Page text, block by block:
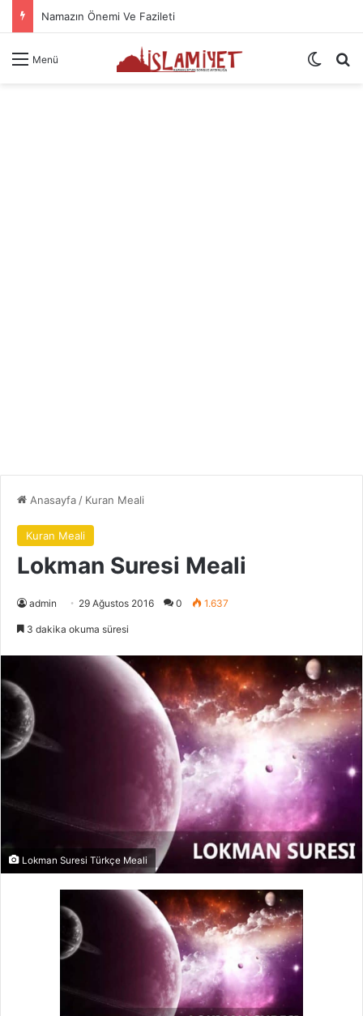
Namazın Önemi Ve Fazileti
Menü Dış
Anasayfa/ Kuran Meali
Kuran Meali
Lokman Suresi Meali
admin 29 Ağustos 2016 0 1.637
3 dakika okuma süresi
Lokman Suresi Türkçe Meali